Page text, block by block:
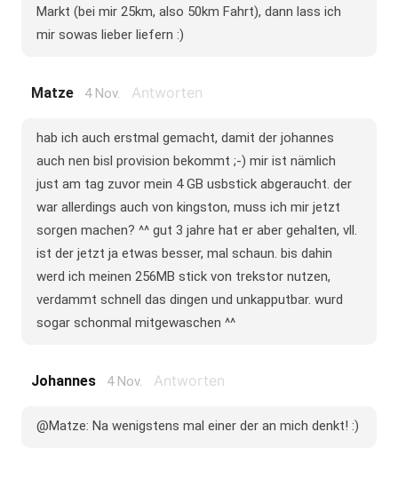
Markt (bei mir 25km, also 50km Fahrt), dann lass ich
mir sowas lieber liefern :)
Matze 4 Nov. Antworten
hab ich auch erstmal gemacht, damit der johannes
auch nen bisl provision bekommt ;-) mir ist nämlich
just am tag zuvor mein 4 GB usbstick abgeraucht. der
war allerdings auch von kingston, muss ich mir jetzt
sorgen machen? ^^ gut 3 jahre hat er aber gehalten, vll.
ist der jetzt ja etwas besser, mal schaun. bis dahin
werd ich meinen 256MB stick von trekstor nutzen,
verdammt schnell das dingen und unkapputbar. wurd
sogar schonmal mitgewaschen ^^
Johannes 4 Nov. Antworten
@Matze: Na wenigstens mal einer der an mich denkt! :)